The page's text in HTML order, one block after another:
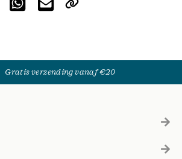
Gratis verzending vanaf €20